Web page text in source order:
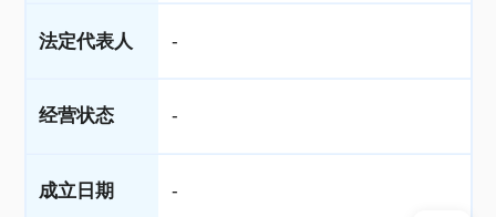
法定代表人 -
经营状态 -
成立日期 -